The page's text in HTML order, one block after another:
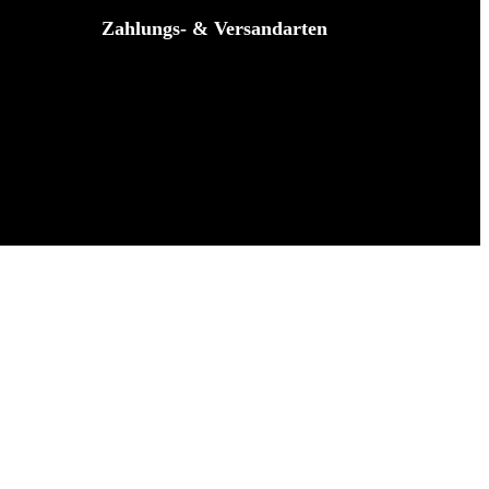
Zahlungs- & Versandarten